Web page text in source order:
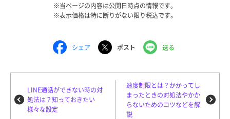
※当ページの内容は公開日時点の情報です。
※表示価格は特に断りがない限り税込です。
シェア ポスト 送る
LINE通話ができない時の対
処法は？知っておきたい
様々な設定
速度制限とは？かかってし
まったときの対処法やかか
らないためのコツなどを解
説